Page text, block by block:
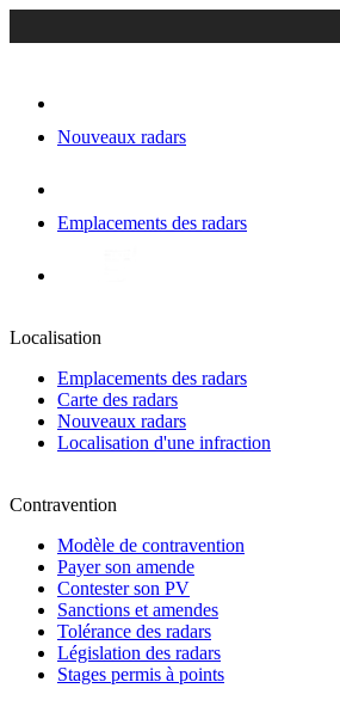
Nouveaux radars
Emplacements des radars
Localisation
Emplacements des radars
Carte des radars
Nouveaux radars
Localisation d'une infraction
Contravention
Modèle de contravention
Payer son amende
Contester son PV
Sanctions et amendes
Tolérance des radars
Législation des radars
Stages permis à points